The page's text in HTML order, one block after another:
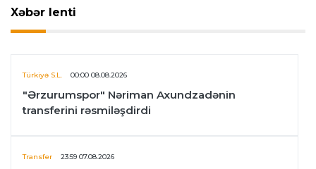
Xəbər lenti
Türkiyə S.L. 00:00 08.08.2026
"Ərzurumspor" Nəriman Axundzadənin
transferini rəsmiləşdirdi
Transfer 23:59 07.08.2026